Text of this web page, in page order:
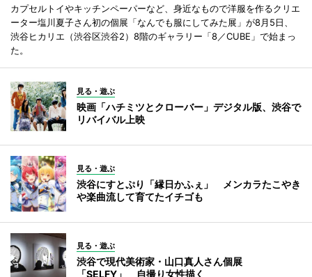
カプセルトイやキッチンペーパーなど、身近なもので洋服を作るクリエ
ーター塩川夏子さん初の個展「なんでも服にしてみた展」が8月5日、
渋谷ヒカリエ（渋谷区渋谷2）8階のギャラリー「8／CUBE」で始まっ
た。
見る・遊ぶ
映画「ハチミツとクローバー」デジタル版、渋谷で
リバイバル上映
見る・遊ぶ
渋谷にすとぷり「縁日かふぇ」 メンカラたこやき
や楽曲流して育てたイチゴも
見る・遊ぶ
渋谷で現代美術家・山口真人さん個展
「SELFY」 自撮り女性描く